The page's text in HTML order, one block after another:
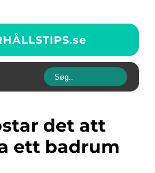
se
ett badrum